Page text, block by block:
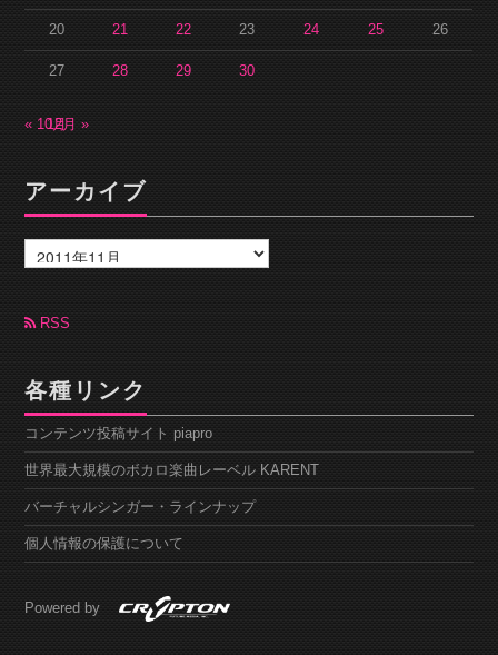
20 21 22 23 24 25 26
27 28 29 30
« 10月12月 »
アーカイブ
ー
カ
ブ RSS
各種リンク
コンテンツ投稿サイト piapro
世界最大規模のボカロ楽曲レーベル KARENT
バーチャルシンガー・ラインナップ
個人情報の保護について
Powered by